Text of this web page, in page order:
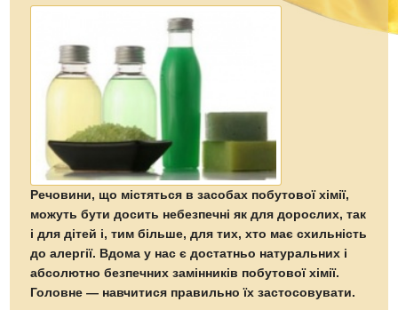
Речовини, що містяться в засобах побутової хімії,
можуть бути досить небезпечні як для дорослих, так
і для дітей і, тим більше, для тих, хто має схильність
до алергії. Вдома у нас є достатньо натуральних і
абсолютно безпечних замінників побутової хімії.
Головне — навчитися правильно їх застосовувати.